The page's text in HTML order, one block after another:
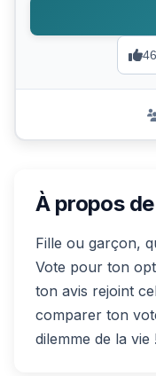
À propos
Fille ou garçon,
Vote pour ton
ton avis rejoint
comparer ton
dilemme de la vie !